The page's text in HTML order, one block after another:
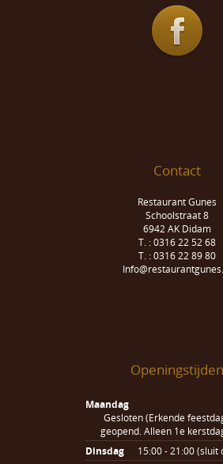
Contact
Restaurant Gunes
Schoolstraat 8
6942 AK Didam
T. : 0316 22 52 68
T. : 0316 22 89 80
Openingstijden
Maandag
Gesloten (Erkende
geopend. Alleen 1e
Dinsdag
15:00 - 21:00 (sluit